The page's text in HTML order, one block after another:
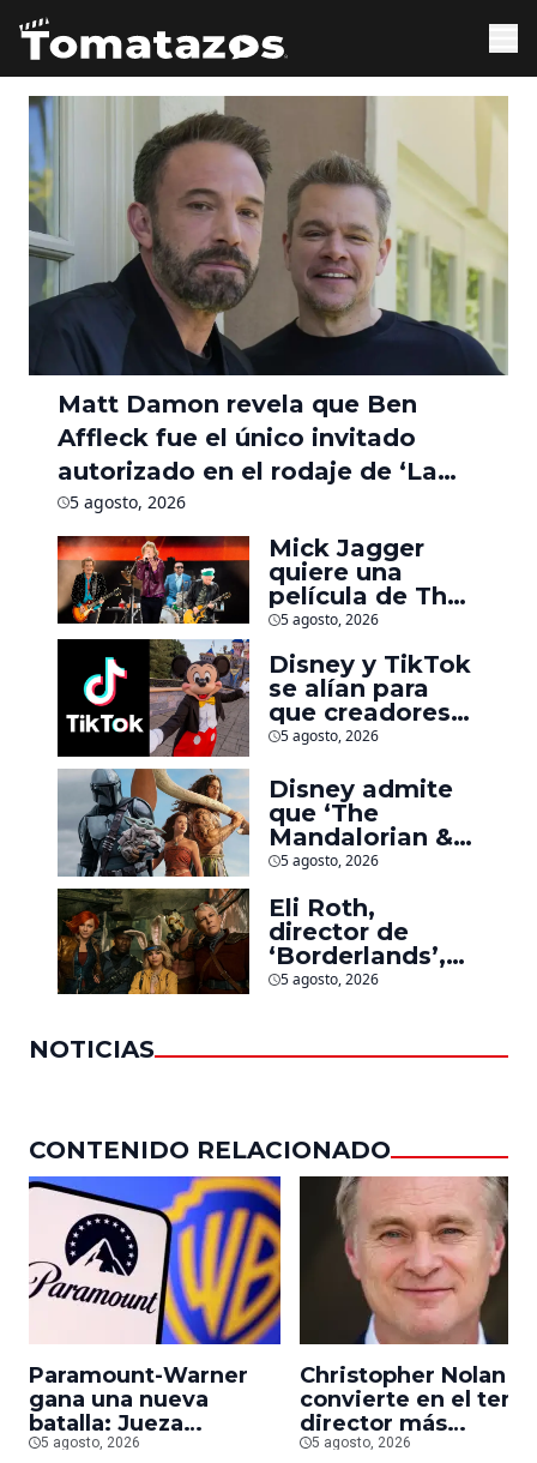
Matt Damon revela que Ben
Affleck fue el único invitado
autorizado en el rodaje de ‘La
Odisea’ durante seis meses
5 agosto, 2026
Mick Jagger
quiere una
película de The
Rolling Stones
los biopics de
The Beatles
5 agosto, 2026
Disney y TikTok
se alían para
que creadores
hagan videos
de Marvel, Pixar
y ‘Star Wars’
5 agosto, 2026
Disney admite
que ‘The
Mandalorian &
Grogu’ y
decepciones en
taquilla pero
lograron algo
especial
5 agosto, 2026
Eli Roth,
director de
‘Borderlands’,
culpa al estudio
5 agosto, 2026
NOTICIAS
CONTENIDO RELACIONADO
Paramount-Warner
gana una nueva
batalla: Jueza
desestima demanda
5 agosto, 2026
Christopher Nolan se
convierte en el
director más
taquillero de todos
5 agosto, 2026